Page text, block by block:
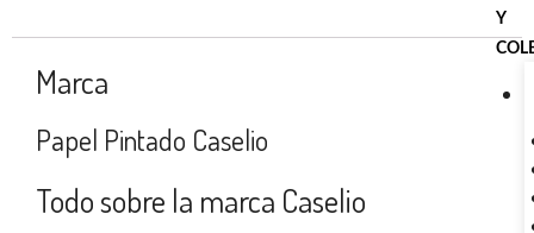
Y
Marca
Papel Pintado Caselio
Todo sobre la marca Caselio